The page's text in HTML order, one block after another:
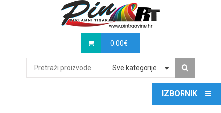
0.00€
Sve kategorije